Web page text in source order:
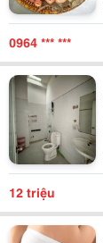
0964 *** ***
12 triệu